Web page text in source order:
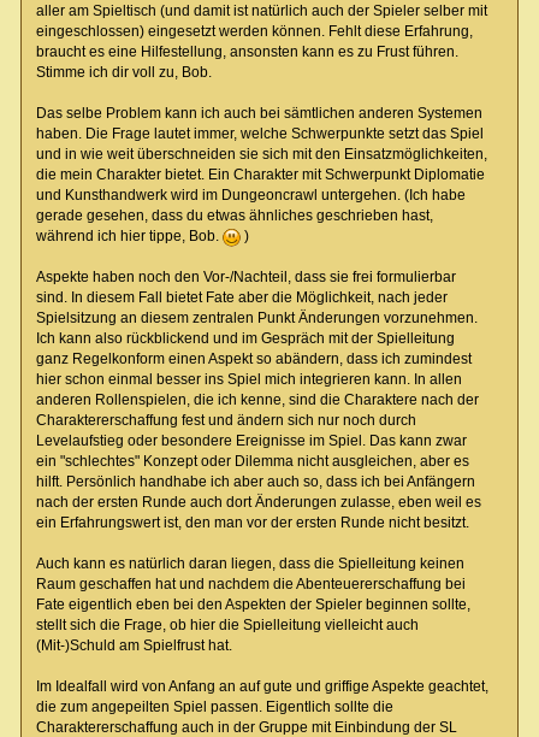
aller am Spieltisch (und damit ist natürlich auch der Spieler selber mit
eingeschlossen) eingesetzt werden können. Fehlt diese Erfahrung,
braucht es eine Hilfestellung, ansonsten kann es zu Frust führen.
Stimme ich dir voll zu, Bob.
Das selbe Problem kann ich auch bei sämtlichen anderen Systemen
haben. Die Frage lautet immer, welche Schwerpunkte setzt das Spiel
und in wie weit überschneiden sie sich mit den Einsatzmöglichkeiten,
die mein Charakter bietet. Ein Charakter mit Schwerpunkt Diplomatie
und Kunsthandwerk wird im Dungeoncrawl untergehen. (Ich habe
gerade gesehen, dass du etwas ähnliches geschrieben hast,
während ich hier tippe, Bob.
)
Aspekte haben noch den Vor-/Nachteil, dass sie frei formulierbar
sind. In diesem Fall bietet Fate aber die Möglichkeit, nach jeder
Spielsitzung an diesem zentralen Punkt Änderungen vorzunehmen.
Ich kann also rückblickend und im Gespräch mit der Spielleitung
ganz Regelkonform einen Aspekt so abändern, dass ich zumindest
hier schon einmal besser ins Spiel mich integrieren kann. In allen
anderen Rollenspielen, die ich kenne, sind die Charaktere nach der
Charaktererschaffung fest und ändern sich nur noch durch
Levelaufstieg oder besondere Ereignisse im Spiel. Das kann zwar
ein "schlechtes" Konzept oder Dilemma nicht ausgleichen, aber es
hilft. Persönlich handhabe ich aber auch so, dass ich bei Anfängern
nach der ersten Runde auch dort Änderungen zulasse, eben weil es
ein Erfahrungswert ist, den man vor der ersten Runde nicht besitzt.
Auch kann es natürlich daran liegen, dass die Spielleitung keinen
Raum geschaffen hat und nachdem die Abenteuererschaffung bei
Fate eigentlich eben bei den Aspekten der Spieler beginnen sollte,
stellt sich die Frage, ob hier die Spielleitung vielleicht auch
(Mit-)Schuld am Spielfrust hat.
Im Idealfall wird von Anfang an auf gute und griffige Aspekte geachtet,
die zum angepeilten Spiel passen. Eigentlich sollte die
Charaktererschaffung auch in der Gruppe mit Einbindung der SL